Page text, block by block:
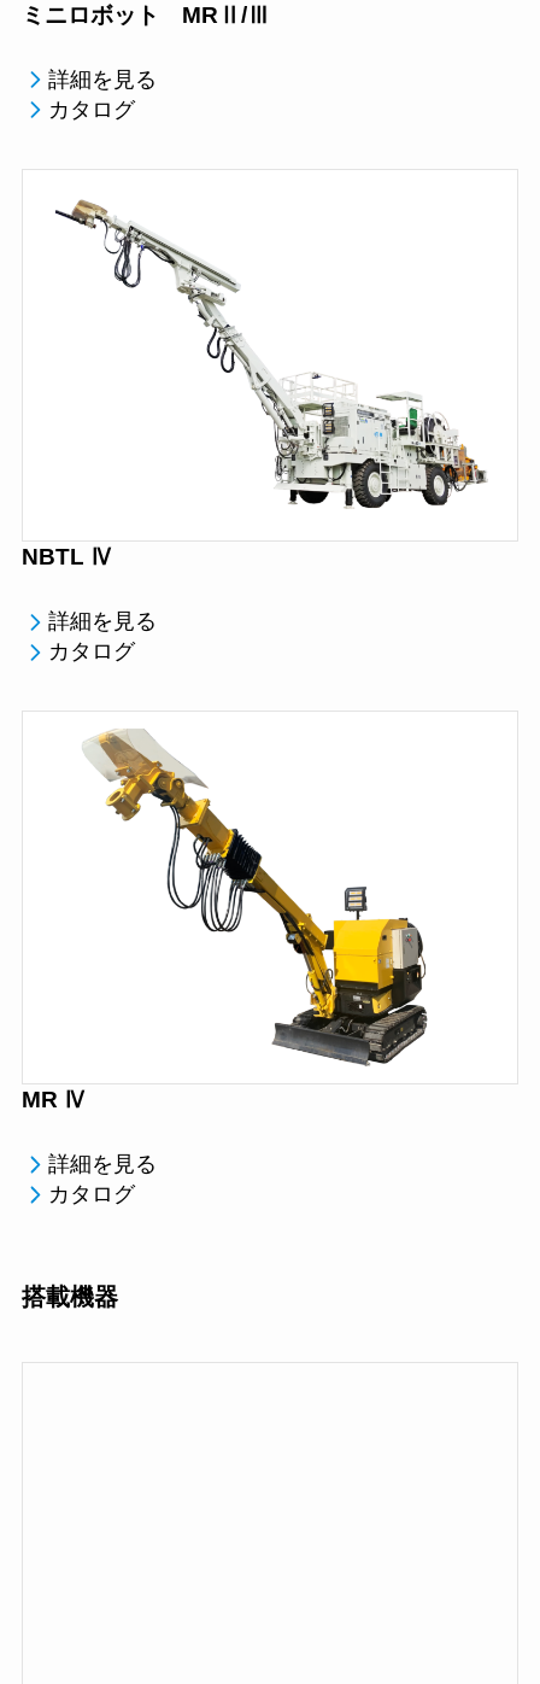
ミニロボット MRⅡ/Ⅲ
詳細を見る
カタログ
NBTL Ⅳ
詳細を見る
カタログ
MR Ⅳ
詳細を見る
カタログ
搭載機器